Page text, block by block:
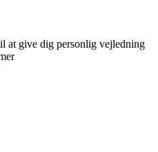
at give dig personlig vejledning